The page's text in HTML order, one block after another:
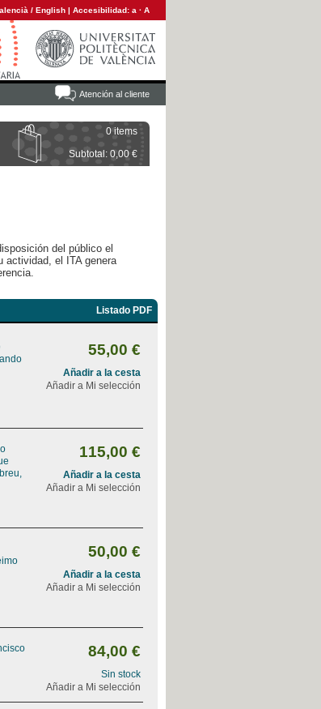
/ English | Accesibilidad: a · A
Atención al cliente
0 items
Subtotal: 0,00 €
del público el
actividad, el ITA genera
Listado PDF
55,00 €
Añadir a la cesta
Añadir a Mi selección
115,00 €
Añadir a la cesta
Añadir a Mi selección
50,00 €
Añadir a la cesta
Añadir a Mi selección
84,00 €
Sin stock
Añadir a Mi selección